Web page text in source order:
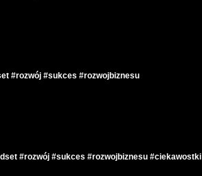
#rozwój #sukces #rozwojbiznesu
#rozwój #sukces #rozwojbiznesu #ciekawostki